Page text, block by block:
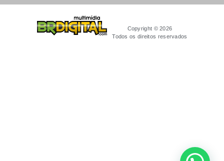
Copyright © 2026
Todos os direitos reservados